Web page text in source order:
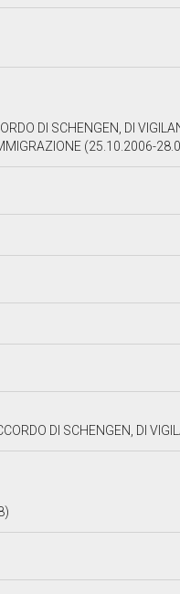
DI SCHENGEN, DI
(25.10.2006-
DI EUROPOL, DI CONTROLLO E